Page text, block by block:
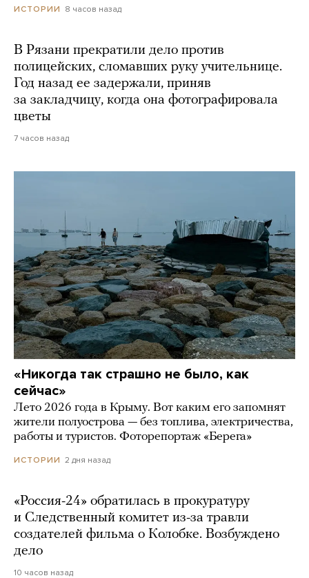
ИСТОРИИ 8 часов назад
В Рязани прекратили дело против
полицейских, сломавших руку учительнице.
Год назад ее задержали, приняв
за закладчицу, когда она фотографировала
цветы
7 часов назад
«Никогда так страшно не было, как
сейчас»
Лето 2026 года в Крыму. Вот каким его запомнят
жители полуострова — без топлива, электричества,
работы и туристов. Фоторепортаж «Берега»
ИСТОРИИ 2 дня назад
«Россия-24» обратилась в прокуратуру
и Следственный комитет из-за травли
создателей фильма о Колобке. Возбуждено
дело
10 часов назад